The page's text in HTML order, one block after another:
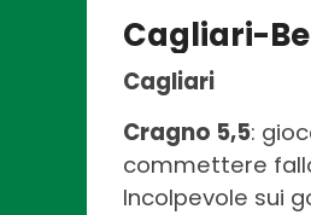
Cagliari-
Cagliari
Cragno 5,5:
commettere
Incolpevole sui